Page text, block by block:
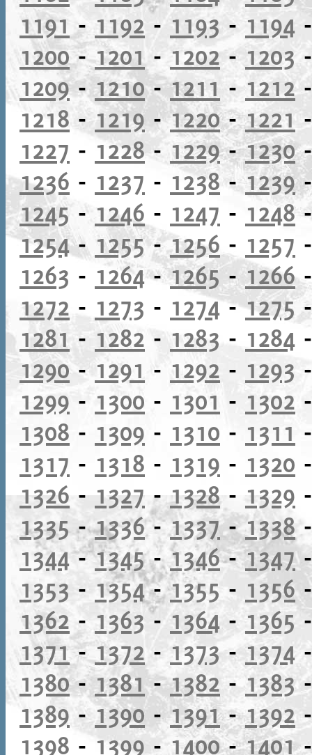
1191 -1192 - 1193 - 1194
1200-1201 - 1202- 1203
1209-1210-1211 -1212
1218 -1219 -1220-1221
1227 - 1228-1229-1230
1236 - 1237 - 1238-1239
1245- 1246 - 1247 - 1248
1254- 1255-1256 - 1257
1263 - 1264-1265- 1266
1272 - 1273 - 1274-1275
1281 - 1282 - 1283 - 1284
1290- 1291 - 1292 - 1293
1299 - 1300 - 1301 - 1302
1308 - 1309 - 1310 - 1311
1317 - 1318 - 1319 - 1320
1326 - 1327 -1328- 1329
1335-1336-1337-1338
1344-1345-1346-1347
1353 - 1354-1355 - 1356
1362 - 1363- 1364-1365
1371-1372 - 1373-1374
1380-1381-1382-1383
1389 -1390-1391-1392
1398 -1399 -1400-1401